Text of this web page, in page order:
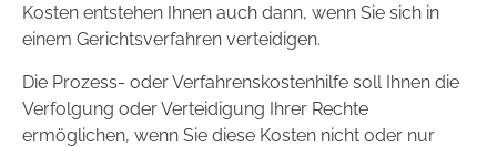
Kosten entstehen Ihnen auch dann, wenn Sie sich in
einem Gerichtsverfahren verteidigen.
Die Prozess- oder Verfahrenskostenhilfe soll Ihnen die
Verfolgung oder Verteidigung Ihrer Rechte
ermöglichen, wenn Sie diese Kosten nicht oder nur